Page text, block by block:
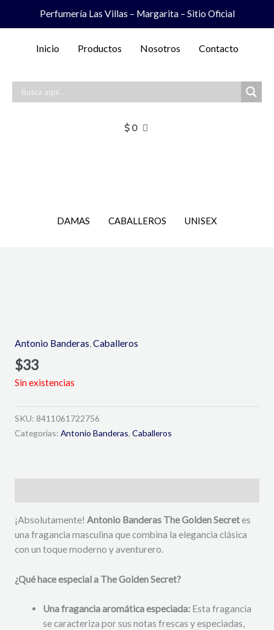
Perfumería Las Villas – Margarita – Sitio Oficial
Inicio Productos Nosotros Contacto
$ 0
DAMAS CABALLEROS UNISEX
Antonio Banderas Caballeros
$33
Sin existencias
SKU: 8411061722756
Categorías: Antonio Banderas, Caballeros
¡Absolutamente! Antonio Banderas The Golden Secretes
una fragancia masculina que combina la elegancia clásica
con un toque moderno y aventurero.
¿Qué hace especial a The Golden Secret?
Una fragancia aromática especiada: Esta fragancia
se caracteriza por sus notas frescas y especiadas,